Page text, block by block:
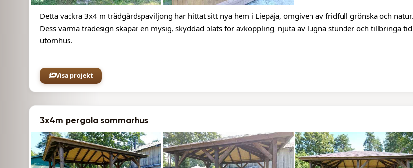
+3
Detta vackra 3x4 m trädgårdspaviljong har hittat sitt nya hem i Liepāja, omgiven av fridfull grönska och natur.
Dess varma trädesign skapar en mysig, skyddad plats för avkoppling, njuta av lugna stunder och tillbringa tid
utomhus.
Visa projekt
3x4m pergola sommarhus